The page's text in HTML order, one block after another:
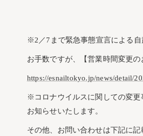
※2／7まで緊急事態宣言による自
お手数ですが、【営業時間変更
https://esnailtokyo.jp/news/detail/
※コロナウイルスに関しての変更
お知らせいたします。
その他、お問い合わせは下記に